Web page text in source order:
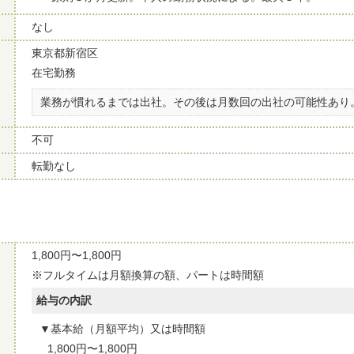
なし
東京都新宿区
在宅勤務
業務が慣れるまでは出社。その後は月数回の出社の可能性あり
不可
転勤なし
1,800円〜1,800円
※フルタイムは月額換算の額、パートは時間額
給与の内訳
基本給（月額平均）又は時間額
1,800円〜1,800円